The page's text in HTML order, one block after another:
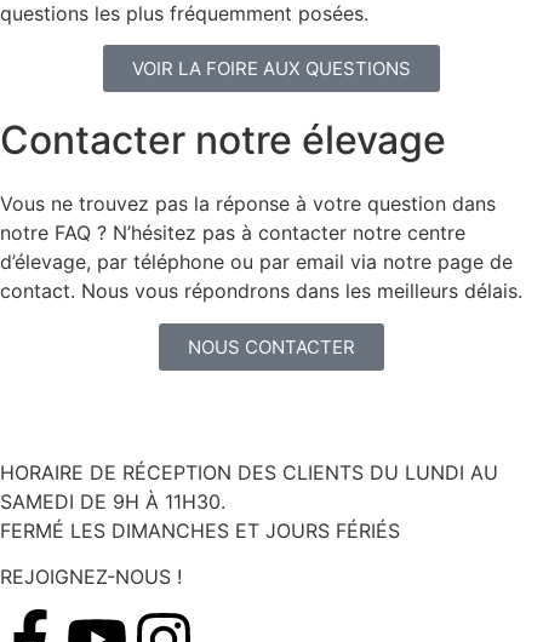
questions les plus fréquemment posées.
VOIR LA FOIRE AUX QUESTIONS
Contacter notre élevage
Vous ne trouvez pas la réponse à votre question dans
notre FAQ ? N’hésitez pas à contacter notre centre
d’élevage, par téléphone ou par email via notre page de
contact. Nous vous répondrons dans les meilleurs délais.
NOUS CONTACTER
HORAIRE DE RÉCEPTION DES CLIENTS DU LUNDI AU
SAMEDI DE 9H À 11H30.
FERMÉ LES DIMANCHES ET JOURS FÉRIÉS
REJOIGNEZ-NOUS !